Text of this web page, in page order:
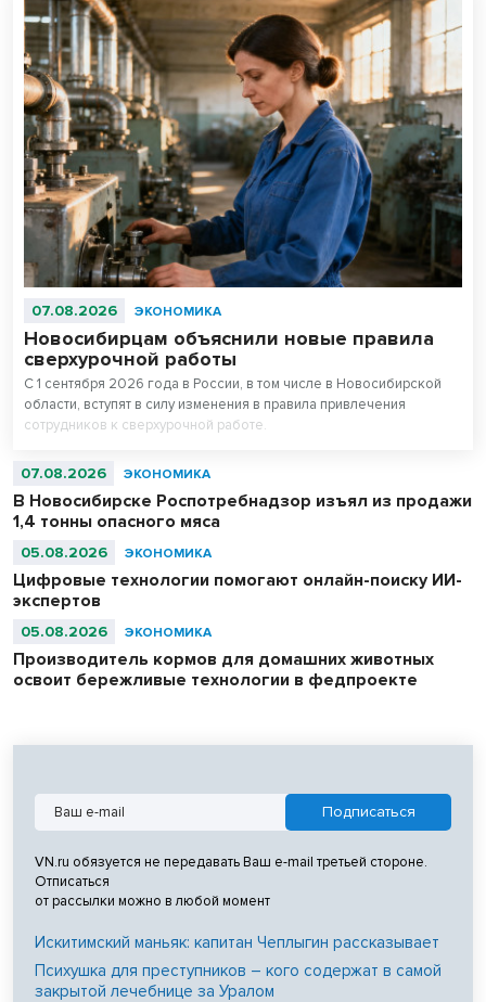
07.08.2026 ЭКОНОМИКА
Новосибирцам объяснили новые правила
сверхурочной работы
С 1 сентября 2026 года в России, в том числе в Новосибирской
области, вступят в силу изменения в правила привлечения
сотрудников к сверхурочной работе.
07.08.2026 ЭКОНОМИКА
В Новосибирске Роспотребнадзор изъял из продажи
1,4 тонны опасного мяса
05.08.2026 ЭКОНОМИКА
Цифровые технологии помогают онлайн-поиску ИИ-
экспертов
05.08.2026 ЭКОНОМИКА
Производитель кормов для домашних животных
освоит бережливые технологии в федпроекте
VN.ru обязуется не передавать Ваш e-mail третьей стороне.
Отписаться
от рассылки можно в любой момент
Искитимский маньяк: капитан Чеплыгин рассказывает
Психушка для преступников – кого содержат в самой
закрытой лечебнице за Уралом